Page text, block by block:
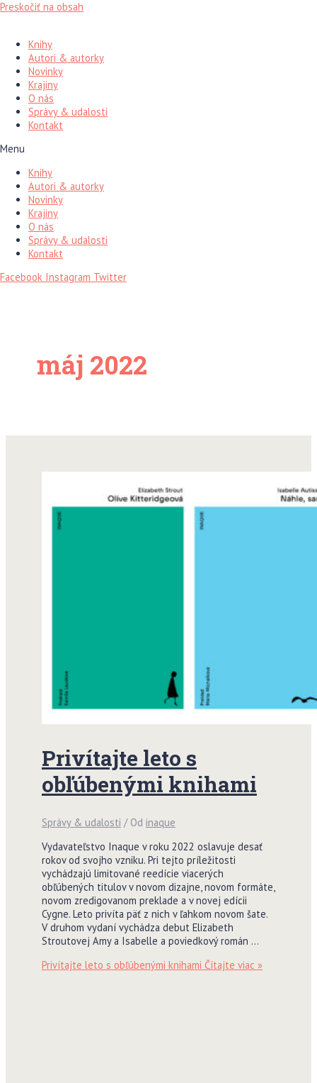
Preskočiť na obsah
Knihy
Autori & autorky
Novinky
Krajiny
O nás
Správy & udalosti
Kontakt
Menu
Knihy
Autori & autorky
Novinky
Krajiny
O nás
Správy & udalosti
Kontakt
Facebook Instagram Twitter
máj 2022
Privítajte leto s
obľúbenými knihami
Správy & udalosti / Od inaque
Vydavateľstvo Inaque v roku 2022 oslavuje desať
rokov od svojho vzniku. Pri tejto príležitosti
vychádzajú limitované reedície viacerých
obľúbených titulov v novom dizajne, novom formáte,
novom zredigovanom preklade a v novej edícii
Cygne. Leto privíta päť z nich v ľahkom novom šate.
V druhom vydaní vychádza debut Elizabeth
Stroutovej Amy a Isabelle a poviedkový román …
Privítajte leto s obľúbenými knihami Čítajte viac »